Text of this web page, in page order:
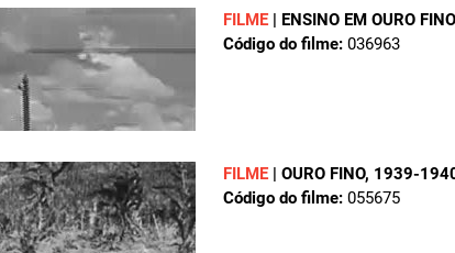
FILME | ENSINO EM OURO FINO
Código do filme: 036963
FILME | OURO FINO, 1939-
Código do filme: 055675